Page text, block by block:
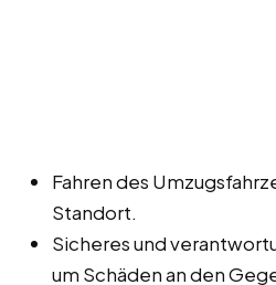
Fahren des
Standort.
Sicheres und
um Schäden an den